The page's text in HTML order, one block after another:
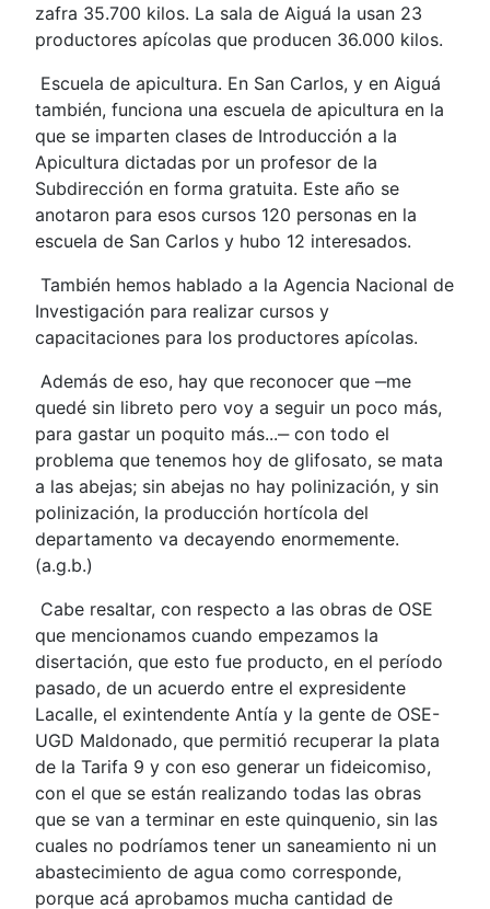
zafra 35.700 kilos. La sala de Aiguá la usan 23
productores apícolas que producen 36.000 kilos.
Escuela de apicultura. En San Carlos, y en Aiguá
también, funciona una escuela de apicultura en la
que se imparten clases de Introducción a la
Apicultura dictadas por un profesor de la
Subdirección en forma gratuita. Este año se
anotaron para esos cursos 120 personas en la
escuela de San Carlos y hubo 12 interesados.
También hemos hablado a la Agencia Nacional de
Investigación para realizar cursos y
capacitaciones para los productores apícolas.
Además de eso, hay que reconocer que ‒me
quedé sin libreto pero voy a seguir un poco más,
para gastar un poquito más...‒ con todo el
problema que tenemos hoy de glifosato, se mata
a las abejas; sin abejas no hay polinización, y sin
polinización, la producción hortícola del
departamento va decayendo enormemente.
(a.g.b.)
Cabe resaltar, con respecto a las obras de OSE
que mencionamos cuando empezamos la
disertación, que esto fue producto, en el período
pasado, de un acuerdo entre el expresidente
Lacalle, el exintendente Antía y la gente de OSE-
UGD Maldonado, que permitió recuperar la plata
de la Tarifa 9 y con eso generar un fideicomiso,
con el que se están realizando todas las obras
que se van a terminar en este quinquenio, sin las
cuales no podríamos tener un saneamiento ni un
abastecimiento de agua como corresponde,
porque acá aprobamos mucha cantidad de